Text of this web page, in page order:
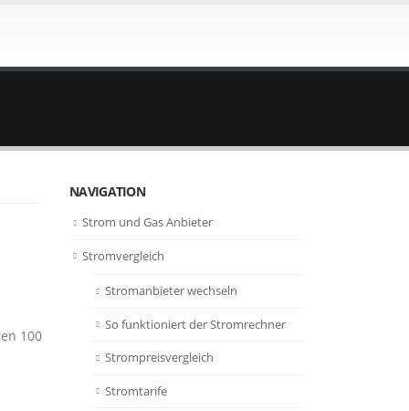
100
NAVIGATION
Strom und Gas Anbieter
Stromvergleich
Stromanbieter wechseln
So funktioniert der Stromrechner
Strompreisvergleich
Stromtarife